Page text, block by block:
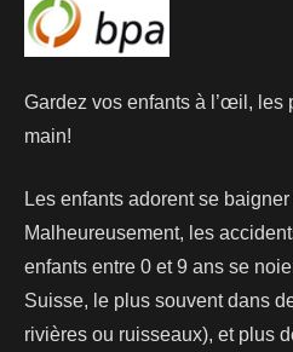
Gardez vos enfants à l’œil, les
main!
Les enfants adorent se
Malheureusement, les
enfants entre 0 et 9 ans se
Suisse, le plus souvent dans
rivières ou ruisseaux), et plus